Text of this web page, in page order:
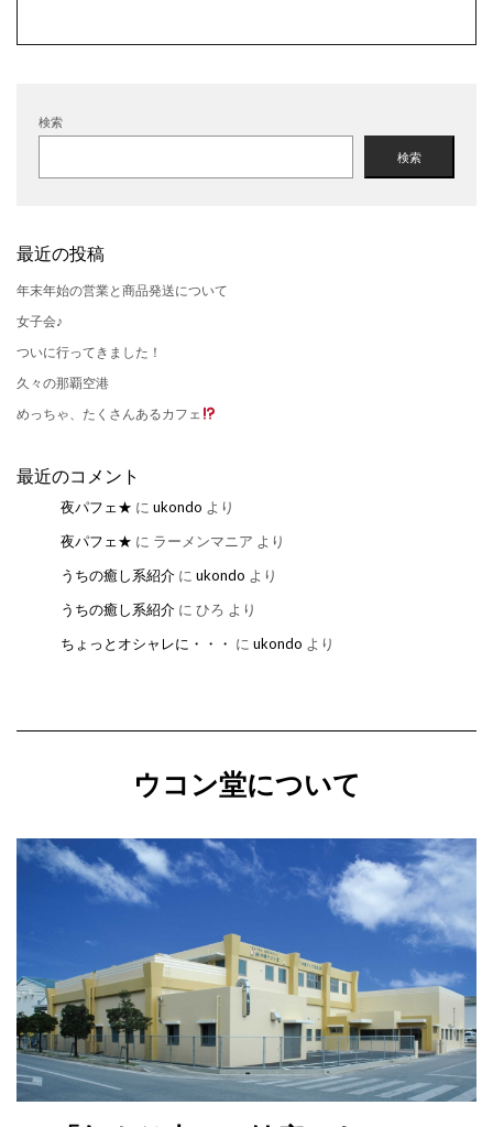
検索
検索
最近の投稿
年末年始の営業と商品発送について
女子会♪
ついに行ってきました！
久々の那覇空港
めっちゃ、たくさんあるカフェ
最近のコメント
夜パフェ★ に ukondo より
夜パフェ★ に ラーメンマニア より
うちの癒し系紹介 に ukondo より
うちの癒し系紹介 に ひろ より
ちょっとオシャレに・・・ に ukondo より
ウコン堂について